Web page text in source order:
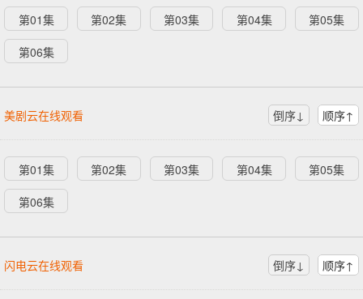
第01集 第02集 第03集 第04集
第05集
第06集
美剧云在线观看 倒序↓ 顺序↑
第01集 第02集 第03集 第04集
第05集
第06集
闪电云在线观看 倒序↓ 顺序↑